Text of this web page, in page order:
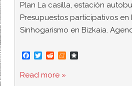
Plan La casilla, estación
Presupuestos participativos en
Sinhogarismo en Bizkaia.
F
c
e
T
i
t
R
d
d
M
Read more »